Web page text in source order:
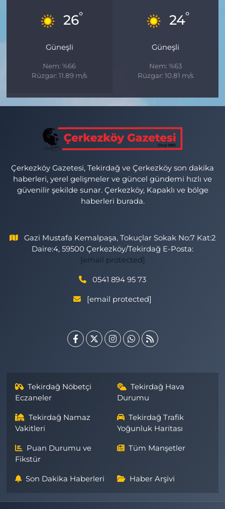
26°
Güneşli
Nem: %66
Rüzgar: 11.89 m/s
24°
Güneşli
Nem: %63
Rüzgar: 10.81 m/s
Çerkezköy Gazetesi, Tekirdağ ve Çerkezköy son dakika
haberleri, yerel gelişmeler ve güncel gündemi hızlı ve
güvenilir şekilde sunar. Çerkezköy, Kapaklı ve bölge
haberleri burada.
Gazi Mustafa Kemalpaşa, Tokuçlar Sokak No:7 Kat:2
Daire:4, 59500 Çerkezköy/Tekirdağ E-Posta:
[email protected]
0541 894 95 73
[email protected]
Tekirdağ Nöbetçi
Eczaneler
Tekirdağ Hava
Durumu
Tekirdağ Namaz
Vakitleri
Tekirdağ Trafik
Yoğunluk Haritası
Puan Durumu ve
Fikstür
Tüm Manşetler
Son Dakika Haberleri Haber Arşivi